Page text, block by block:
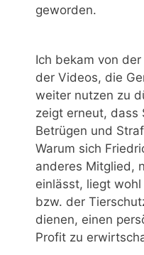
geworden.
Ich bekam von
der Videos, die
weiter nutzen zu
zeigt erneut, dass
Betrügen und
Warum sich
anderes Mitglied,
einlässt, liegt
bzw. der
dienen, einen
Profit zu